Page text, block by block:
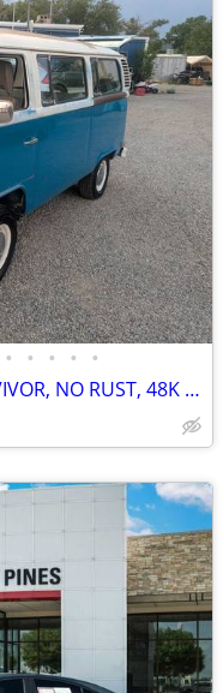
• • • • •
1977 VW BUS, SOUTHWEST SURVIVOR, NO RUST, 48K MILES!